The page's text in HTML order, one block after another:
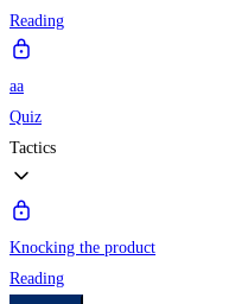
Reading
aa
Quiz
Tactics
Knocking the product
Reading